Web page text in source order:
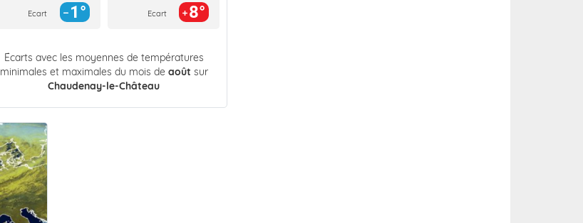
Ecart 1° Ecart 8°
Écarts avec les moyennes de températures
minimales et maximales du mois de août sur
Chaudenay-le-Château